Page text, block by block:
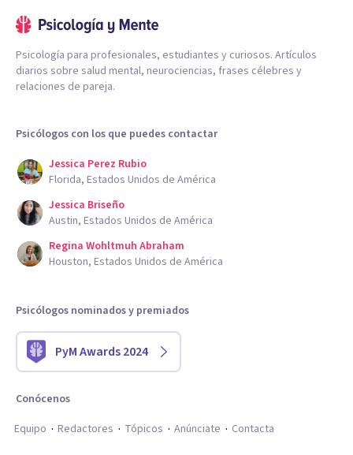
Psicología para profesionales, estudiantes y curiosos. Artículos
diarios sobre salud mental, neurociencias, frases célebres y
relaciones de pareja.
Psicólogos con los que puedes contactar
Jessica Perez Rubio
Florida, Estados Unidos de América
Jessica Briseño
Austin, Estados Unidos de América
Regina Wohltmuh Abraham
Houston, Estados Unidos de América
Psicólogos nominados y premiados
PyM Awards 2024
Conócenos
Equipo
Redactores Tópicos Anúnciate Contacta